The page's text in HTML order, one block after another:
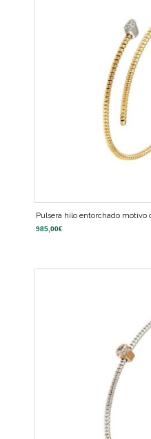
Pulsera hilo entorchado motivo
985,00€